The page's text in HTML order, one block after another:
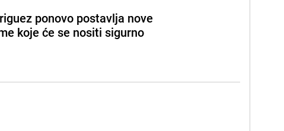
ponovo postavlja nove
koje će se nositi sigurno